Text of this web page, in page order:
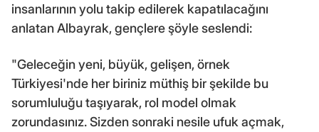
insanlarının yolu takip edilerek kapatılacağını
anlatan Albayrak, gençlere şöyle seslendi:
"Geleceğin yeni, büyük, gelişen, örnek
Türkiyesi'nde her biriniz müthiş bir şekilde bu
sorumluluğu taşıyarak, rol model olmak
zorundasınız. Sizden sonraki nesile ufuk açmak,